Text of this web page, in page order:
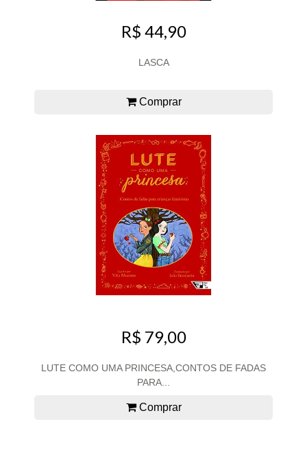
R$ 44,90
LASCA
Comprar
R$ 79,00
LUTE COMO UMA PRINCESA,CONTOS DE FADAS
PARA...
Comprar